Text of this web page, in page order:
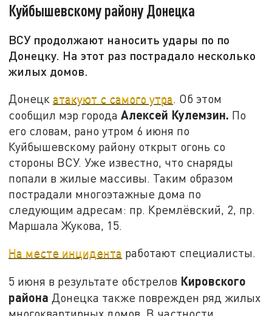
Куйбышевскому району Донецка
ВСУ продолжают наносить удары по по
Донецку. На этот раз пострадало несколько
жилых домов.
Донецкатакуют с самого утра. Об этом
сообщил мэр городаАлексей Кулемзин. По
его словам, рано утром 6 июня по
Куйбышевскому району открыт огонь со
стороны ВСУ. Уже известно, что снаряды
попали в жилые массивы. Таким образом
пострадали многоэтажные дома по
следующим адресам: пр. Кремлёвский, 2, пр.
Маршала Жукова, 15.
На месте инцидента работают специалисты.
5 июня в результате обстрелов Кировского
района Донецка также поврежден ряд жилых